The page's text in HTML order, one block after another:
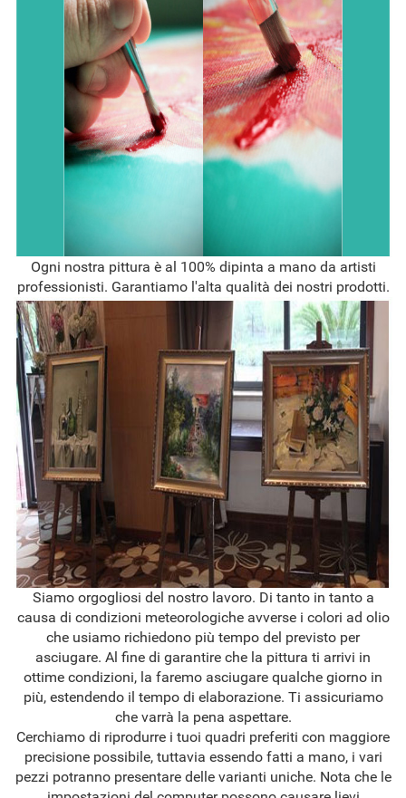
Ogni nostra pittura è al 100% dipinta a mano da artisti
professionisti. Garantiamo l'alta qualità dei nostri prodotti.
Siamo orgogliosi del nostro lavoro. Di tanto in tanto a
causa di condizioni meteorologiche avverse i colori ad olio
che usiamo richiedono più tempo del previsto per
asciugare. Al fine di garantire che la pittura ti arrivi in
ottime condizioni, la faremo asciugare qualche giorno in
più, estendendo il tempo di elaborazione. Ti assicuriamo
che varrà la pena aspettare.
Cerchiamo di riprodurre i tuoi quadri preferiti con maggiore
precisione possibile, tuttavia essendo fatti a mano, i vari
pezzi potranno presentare delle varianti uniche. Nota che le